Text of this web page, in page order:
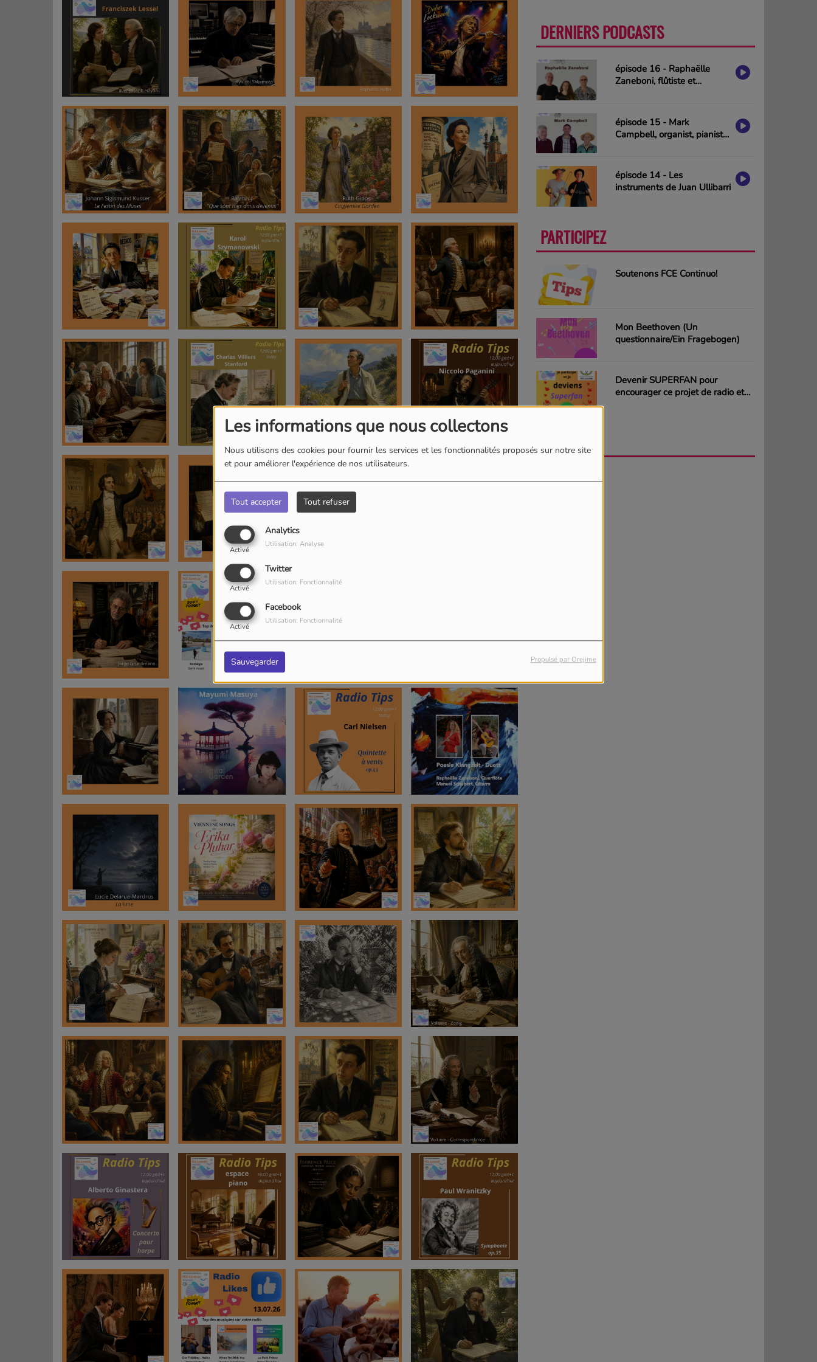
Les informations que nous collectons
Nous utilisons des cookies pour fournir les services et les fonctionnalités proposés sur notre site
et pour améliorer l'expérience de nos utilisateurs.
Tout accepter Tout refuser
Analytics
Activé
Utilisation: Analyse
Twitter
Activé
Utilisation: Fonctionnalité
Facebook
Activé
Utilisation: Fonctionnalité
Sauvegarder Propulsé par Orejime
DERNIERS PODCASTS
épisode 16 - Raphaëlle
Zaneboni, flûtiste et
épisode 15 - Mark
Campbell, organist, pianist
épisode 14 - Les
instruments de Juan Ullibarri
PARTICIPEZ
Soutenons FCE Continuo!
Mon Beethoven (Un
questionnaire/Ein Fragebogen)
Devenir SUPERFAN pour
encourager ce projet de radio et
AGENDA